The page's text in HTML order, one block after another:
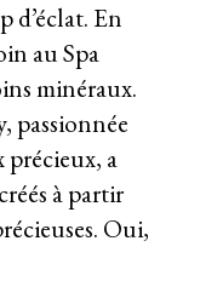
d’éclat. En
au Spa
minéraux.
passionnée
précieux, a
à partir
Oui,